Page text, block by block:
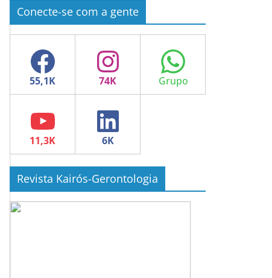
Conecte-se com a gente
Facebook Instagram WhatsApp
YouTube LinkedIn
Revista Kairós-Gerontologia